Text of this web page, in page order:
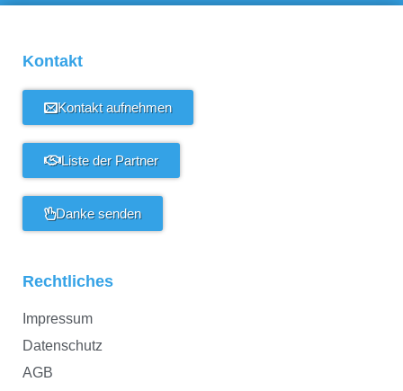
Kontakt
Kontakt aufnehmen
Liste der Partner
Danke senden
Rechtliches
Impressum
Datenschutz
AGB